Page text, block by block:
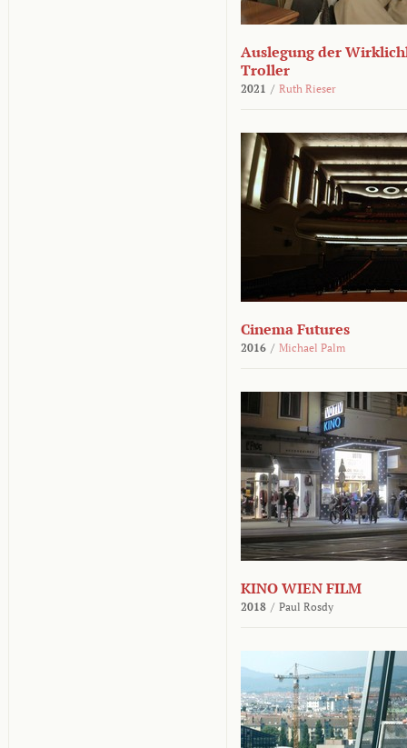
Auslegung der
Troller
2021 / Ruth Rieser
Cinema Futures
2016 / Michael Palm
KINO WIEN FILM
2018 / Paul Rosdy